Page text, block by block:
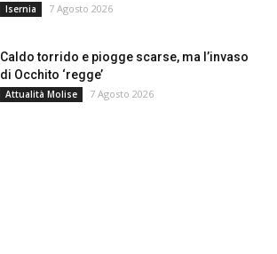
Isernia 7 Agosto 2026
Caldo torrido e piogge scarse, ma l’invaso
di Occhito ‘regge’
Attualità Molise 7 Agosto 2026